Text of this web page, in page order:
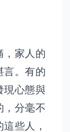
，家人的
言。有的
現心態與
，分毫不
些人，